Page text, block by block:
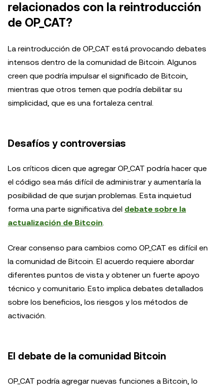
relacionados con la reintroducción
de OP_CAT?
La reintroducción de OP_CAT está provocando debates
intensos dentro de la comunidad de Bitcoin. Algunos
creen que podría impulsar el significado de Bitcoin,
mientras que otros temen que podría debilitar su
simplicidad, que es una fortaleza central.
Desafíos y controversias
Los críticos dicen que agregar OP_CAT podría hacer que
el código sea más difícil de administrar y aumentaría la
posibilidad de que surjan problemas. Esta inquietud
forma una parte significativa del debate sobre la
actualización de Bitcoin.
Crear consenso para cambios como OP_CAT es difícil en
la comunidad de Bitcoin. El acuerdo requiere abordar
diferentes puntos de vista y obtener un fuerte apoyo
técnico y comunitario. Esto implica debates detallados
sobre los beneficios, los riesgos y los métodos de
activación.
El debate de la comunidad Bitcoin
OP_CAT podría agregar nuevas funciones a Bitcoin, lo